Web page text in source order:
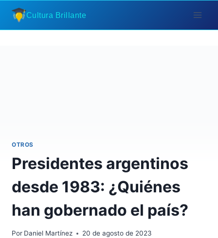
Saltar
contenido
Cultura Brillante
OTROS
Presidentes argentinos
desde 1983: ¿Quiénes
han gobernado el país?
Por Daniel Martínez 20 de agosto de 2023